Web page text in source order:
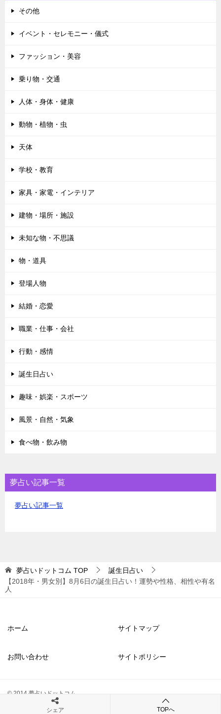
その他
イベント・セレモニー・儀式
ファッション・美容
乗り物・交通
人体・身体・健康
動物・植物・虫
天体
学校・教育
家具・家電・インテリア
建物・場所・施設
未知な物・不思議
物・道具
登場人物
結婚・恋愛
職業・仕事・会社
行動・感情
誕生日占い
趣味・娯楽・スポーツ
風景・自然・気象
食べ物・飲み物
夢占い記事一覧
夢占い記事一覧
夢占いドットコム TOP
誕生日占い
【2018年・男女別】8月6日の誕生日占い！運勢や性格、相性や有名
人
ホーム サイトマップ
お問い合わせ サイトポリシー
© 2014 夢占いドットコム
シェア TOPへ